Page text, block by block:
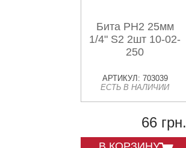
Бита PH2 25мм
1/4" S2 2шт 10-02-
250
АРТИКУЛ: 703039
ЕСТЬ В НАЛИЧИИ
66 грн.